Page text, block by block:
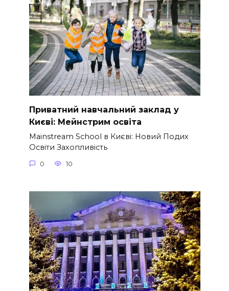
Приватний навчальний заклад у
Києві: Мейнстрим освіта
Mainstream School в Києві: Новий Подих
Освіти Захопливість
0 10